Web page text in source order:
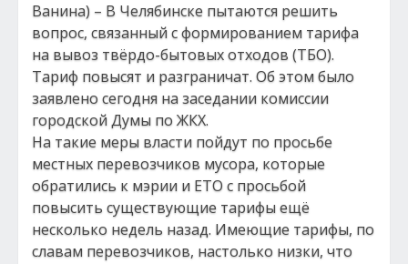
Ванина) – В Челябинске пытаются решить
вопрос, связанный с формированием тарифа
на вывоз твёрдо-бытовых отходов (ТБО).
Тариф повысят и разграничат. Об этом было
заявлено сегодня на заседании комиссии
городской Думы по ЖКХ.
На такие меры власти пойдут по просьбе
местных перевозчиков мусора, которые
обратились к мэрии и ЕТО с просьбой
повысить существующие тарифы ещё
несколько недель назад. Имеющие тарифы, по
славам перевозчиков, настолько низки, что